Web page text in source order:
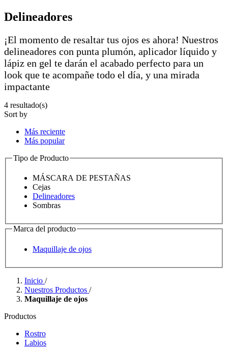
Delineadores
¡El momento de resaltar tus ojos es ahora! Nuestros
delineadores con punta plumón, aplicador líquido y
lápiz en gel te darán el acabado perfecto para un
look que te acompañe todo el día, y una mirada
impactante
4 resultado(s)​
Sort by
Más reciente
Más popular
Tipo de Producto
MÁSCARA DE PESTAÑAS
Cejas
Delineadores
Sombras
Marca del producto
Maquillaje de ojos
Inicio /
Nuestros Productos /
Maquillaje de ojos
Productos
Rostro
Labios